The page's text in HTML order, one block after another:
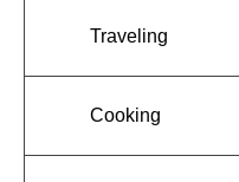
Traveling
Cooking